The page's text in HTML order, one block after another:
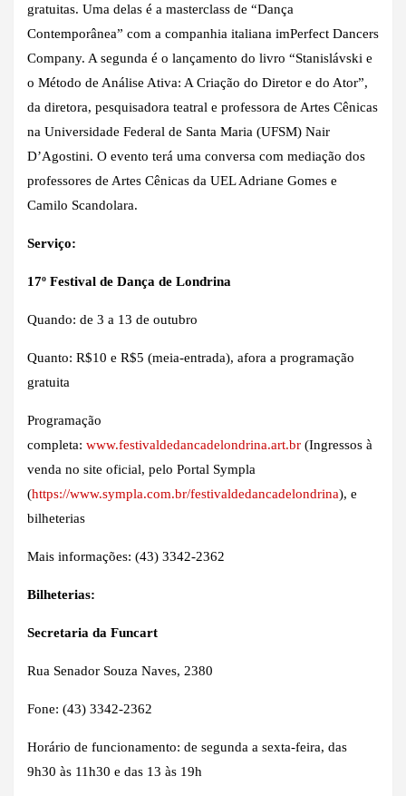
gratuitas. Uma delas é a masterclass de “Dança
Contemporânea” com a companhia italiana imPerfect Dancers
Company. A segunda é o lançamento do livro “Stanislávski e
o Método de Análise Ativa: A Criação do Diretor e do Ator”,
da diretora, pesquisadora teatral e professora de Artes Cênicas
na Universidade Federal de Santa Maria (UFSM) Nair
D’Agostini. O evento terá uma conversa com mediação dos
professores de Artes Cênicas da UEL Adriane Gomes e
Camilo Scandolara.
Serviço:
17º Festival de Dança de Londrina
Quando: de 3 a 13 de outubro
Quanto: R$10 e R$5 (meia-entrada), afora a programação
gratuita
Programação
completa: www.festivaldedancadelondrina.art.br (Ingressos à
venda no site oficial, pelo Portal Sympla
(https://www.sympla.com.br/festivaldedancadelondrina), e
bilheterias
Mais informações: (43) 3342-2362
Bilheterias:
Secretaria da Funcart
Rua Senador Souza Naves, 2380
Fone: (43) 3342-2362
Horário de funcionamento: de segunda a sexta-feira, das
9h30 às 11h30 e das 13 às 19h